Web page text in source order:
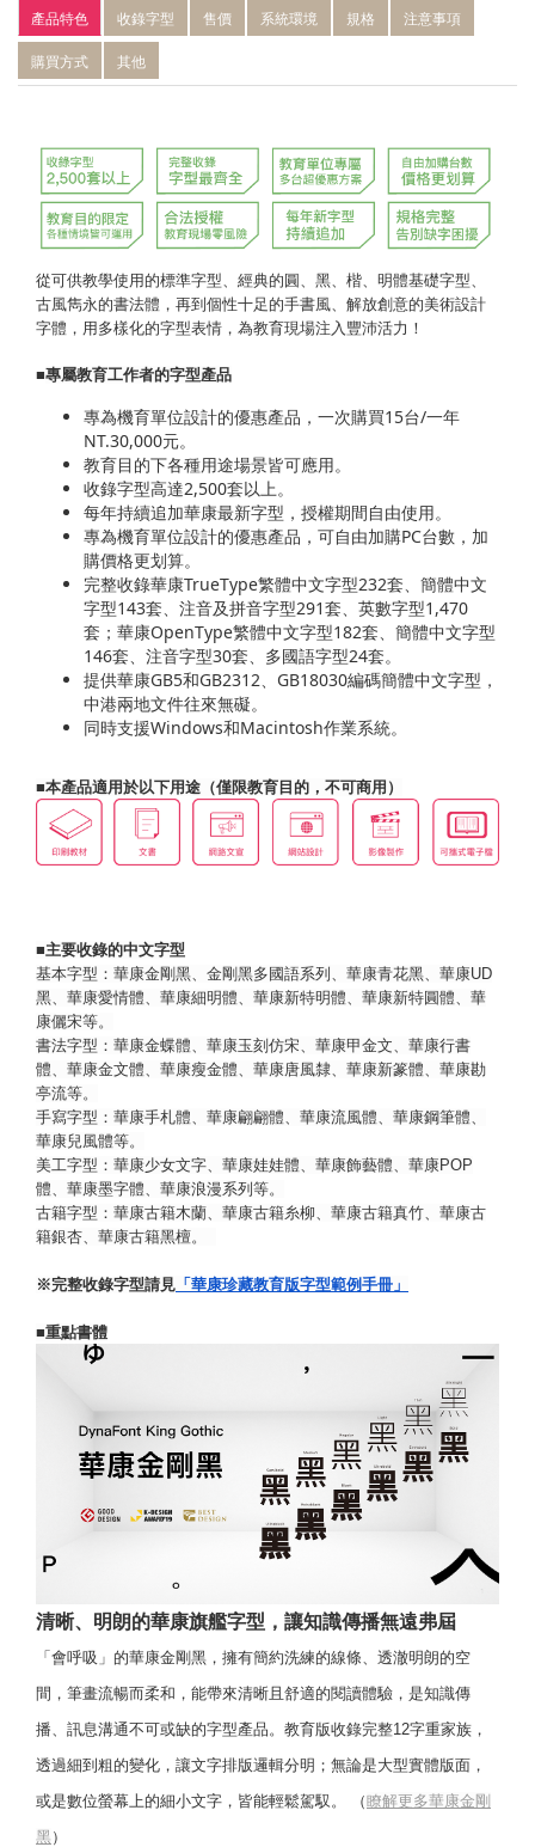
產品特色 收錄字型 售價 系統環境 規格 注意事項
購買方式 其他
從可供教學使用的標準字型、經典的圓、黑、楷、明體基礎字型、
古風雋永的書法體，再到個性十足的手書風、解放創意的美術設計
字體，用多樣化的字型表情，為教育現場注入豐沛活力！
■專屬教育工作者的字型產品
專為機育單位設計的優惠產品，一次購買15台/一年
NT.30,000元。
教育目的下各種用途場景皆可應用。
收錄字型高達2,500套以上。
每年持續追加華康最新字型，授權期間自由使用。
專為機育單位設計的優惠產品，可自由加購PC台數，加
購價格更划算。
完整收錄華康TrueType繁體中文字型232套、簡體中文
字型143套、注音及拼音字型291套、英數字型1,470
套；華康OpenType繁體中文字型182套、簡體中文字型
146套、注音字型30套、多國語字型24套。
提供華康GB5和GB2312、GB18030編碼簡體中文字型，
中港兩地文件往來無礙。
同時支援Windows和Macintosh作業系統。
■本產品適用於以下用途（僅限教育目的，不可商用）
■主要收錄的中文字型
基本字型：華康金剛黑、金剛黑多國語系列、華康青花黑、華康UD
黑、華康愛情體、華康細明體、華康新特明體、華康新特圓體、華
康儷宋等。
書法字型：華康金蝶體、華康玉刻仿宋、華康甲金文、華康行書
體、華康金文體、華康瘦金體、華康唐風隸、華康新篆體、華康勘
亭流等。
手寫字型：華康手札體、華康翩翩體、華康流風體、華康鋼筆體、
華康兒風體等。
美工字型：華康少女文字、華康娃娃體、華康飾藝體、華康POP
體、華康墨字體、華康浪漫系列等。
古籍字型：華康古籍木蘭、華康古籍糸柳、華康古籍真竹、華康古
籍銀杏、華康古籍黑檀。
※完整收錄字型請見 「華康珍藏教育版字型範例手冊」
■重點書體
清晰、明朗的華康旗艦字型，讓知識傳播無遠弗屆
「會呼吸」的華康金剛黑，擁有簡約洗練的線條、透澈明朗的空
間，筆畫流暢而柔和，能帶來清晰且舒適的閱讀體驗，是知識傳
播、訊息溝通不可或缺的字型產品。教育版收錄完整12字重家族，
透過細到粗的變化，讓文字排版邏輯分明；無論是大型實體版面，
或是數位螢幕上的細小文字，皆能輕鬆駕馭。 （瞭解更多華康金剛
黑 ）